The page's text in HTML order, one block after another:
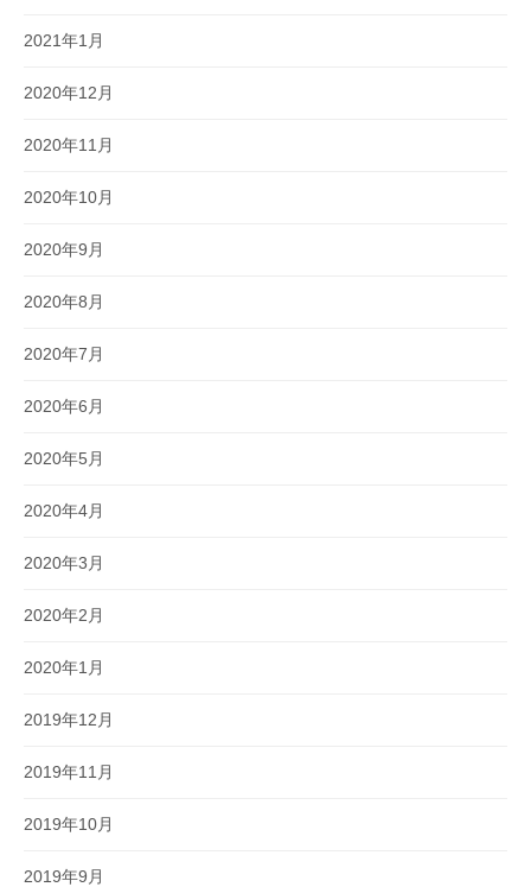
2021年1月
2020年12月
2020年11月
2020年10月
2020年9月
2020年8月
2020年7月
2020年6月
2020年5月
2020年4月
2020年3月
2020年2月
2020年1月
2019年12月
2019年11月
2019年10月
2019年9月